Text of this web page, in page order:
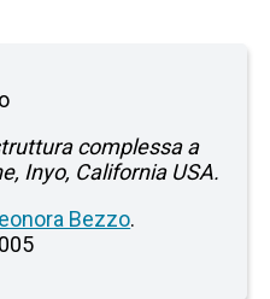
complessa a
Inyo, California USA.
Bezzo.